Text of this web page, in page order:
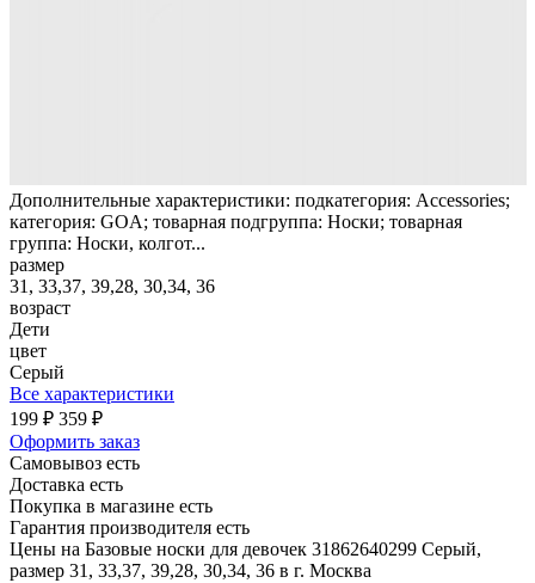
Дополнительные характеристики: подкатегория: Accessories;
категория: GOA; товарная подгруппа: Носки; товарная
группа: Носки, колгот...
размер
31, 33,37, 39,28, 30,34, 36
возраст
Дети
цвет
Серый
Все характеристики
199 ₽ 359 ₽
Оформить заказ
Самовывоз есть
Доставка есть
Покупка в магазине есть
Гарантия производителя есть
Цены на Базовые носки для девочек 31862640299 Серый,
размер 31, 33,37, 39,28, 30,34, 36 в г. Москва